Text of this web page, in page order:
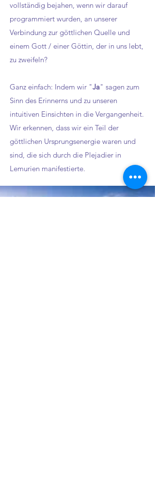
vollständig bejahen, wenn wir darauf
programmiert wurden, an unserer
Verbindung zur göttlichen Quelle und
einem Gott / einer Göttin, der in uns lebt,
zu zweifeln?
Ganz einfach: Indem wir "Ja" sagen zum
Sinn des Erinnerns und zu unseren
intuitiven Einsichten in die Vergangenheit.
Wir erkennen, dass wir ein Teil der
göttlichen Ursprungsenergie waren und
sind, die sich durch die Plejadier in
Lemurien manifestierte.